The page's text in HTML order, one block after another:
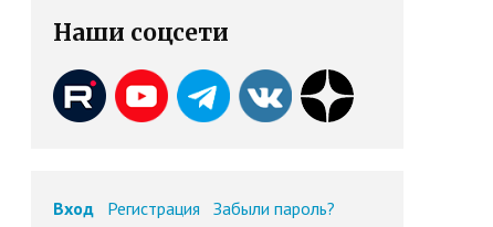
Наши соцсети
Вход Регистрация
Забыли пароль?